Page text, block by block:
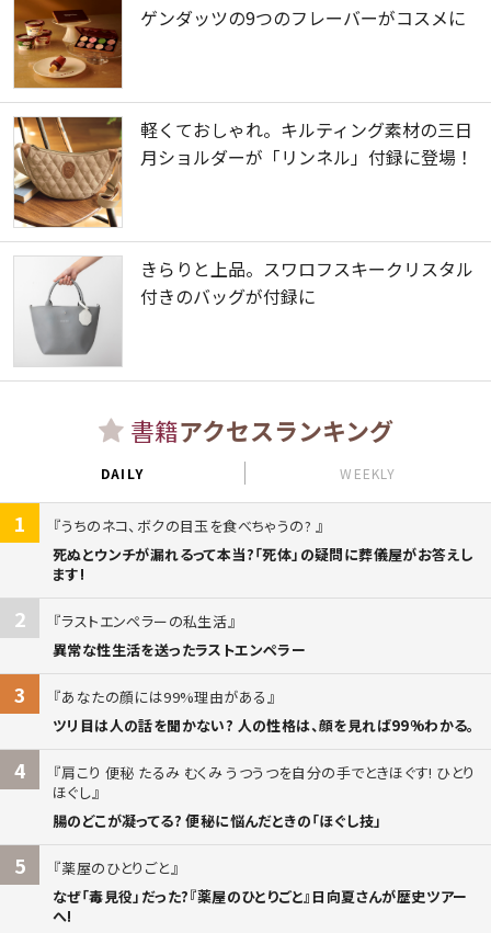
ゲンダッツの9つのフレーバーがコスメに
軽くておしゃれ。キルティング素材の三日
月ショルダーが「リンネル」付録に登場！
きらりと上品。スワロフスキークリスタル
付きのバッグが付録に
書籍アクセスランキング
DAILY WEEKLY
1
うちのネコ、ボクの目玉を食べちゃうの?
死ぬとウンチが漏れるって本当?「死体」の疑問に葬儀屋がお答えし
ます!
2
ラストエンペラーの私生活
異常な性生活を送ったラストエンペラー
3
あなたの顔には99%理由がある
ツリ目は人の話を聞かない? 人の性格は、顔を見れば99%わかる。
4
肩こり 便秘 たるみ むくみ うつうつを自分の手でときほぐす! ひとり
ほぐし
腸のどこが凝ってる? 便秘に悩んだときの「ほぐし技」
5
薬屋のひとりごと
なぜ「毒見役」だった?『薬屋のひとりごと』日向夏さんが歴史ツアー
へ!